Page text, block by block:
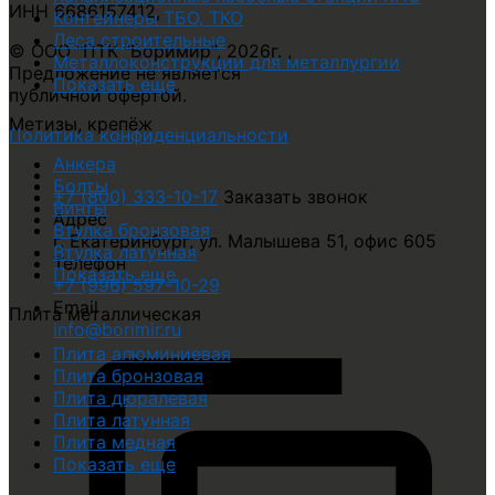
Контейнеры ТБО, ТКО
Леса строительные
Металлоконструкции для металлургии
Показать еще
Метизы, крепёж
Анкера
Болты
Винты
Втулка бронзовая
Втулка латунная
Показать еще
Плита металлическая
Плита алюминиевая
Плита бронзовая
Плита дюралевая
Плита латунная
Плита медная
Показать еще
ИНН 6686157412,
© ООО "ПТК "Боримир", 2026г. ,
Предложение не является
публичной офертой.
Политика конфиденциальности
+7 (800) 333-10-17 Заказать звонок
Адрес
г. Екатеринбург, ул. Малышева 51, офис 605
Телефон
+7 (996) 597-10-29
Email
info@borimir.ru